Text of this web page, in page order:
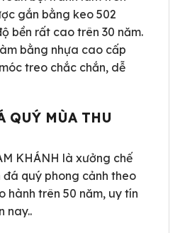
gắn bằng keo 502
bền rất cao trên 30 năm.
bằng nhựa cao cấp
treo chắc chắn, dễ
QUÝ MÙA THU
KHÁNH là xưởng chế
quý phong cảnh theo
hành trên 50 năm, uy tín
nay..